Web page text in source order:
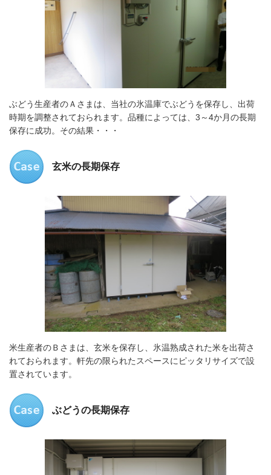
ぶどう生産者のＡさまは、当社の氷温庫でぶどうを保存し、出荷
時期を調整されておられます。品種によっては、3～4か月の長期
保存に成功。その結果・・・
玄米の長期保存
米生産者のＢさまは、玄米を保存し、氷温熟成された米を出荷さ
れておられます。軒先の限られたスペースにピッタリサイズで設
置されています。
ぶどうの長期保存